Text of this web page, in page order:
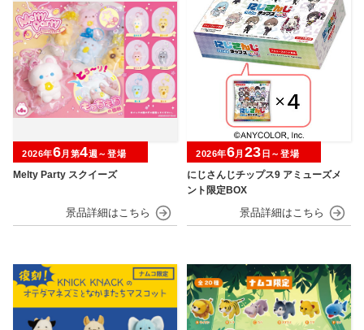
Melty Party スクイーズ
2026年6月第4週～登場
にじさんじチップス9 アミューズメ
ント限定BOX
2026年6月 23 日～登場